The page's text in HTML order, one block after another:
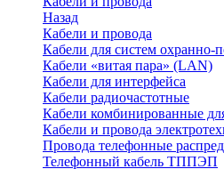
Назад
Кабели и провода
Кабели для систем охранно-
Кабели «витая пара» (LAN)
Кабели для интерфейса
Кабели радиочастотные
Кабели комбинированные
Кабели и провода
Провода телефонные
Телефонный кабель ТППЭП